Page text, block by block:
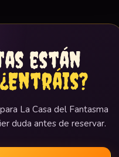
están
¿Entráis?
La Casa del Fantasma
duda antes de reservar.